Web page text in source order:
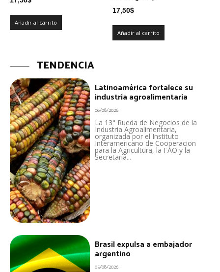
Añadir al carrito
17,50$
Añadir al carrito
TENDENCIA
Latinoamérica fortalece su
industria agroalimentaria
06/08/2026
La 13° Rueda de Negocios de la
Industria Agroalimentaria,
organizada por el Instituto
Interamericano de Cooperacion
para la Agricultura, la FAO y la
Secretaría...
Brasil expulsa a embajador
argentino
05/08/2026